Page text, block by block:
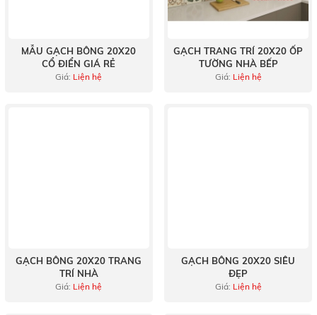
MẪU GẠCH BÔNG 20X20
CỔ ĐIỂN GIÁ RẺ
Giá: Liện hệ
GẠCH TRANG TRÍ 20X20 ỐP
TƯỜNG NHÀ BẾP
Giá: Liện hệ
GẠCH BÔNG 20X20 TRANG
TRÍ NHÀ
Giá: Liện hệ
GẠCH BÔNG 20X20 SIÊU
ĐẸP
Giá: Liện hệ